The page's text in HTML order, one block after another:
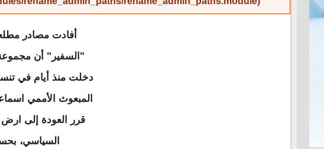
أفادت مصادر
"السفير" أن
دخلت منذ أيام في
المبعوث الأممي
قرر العودة إلى
السياسي،